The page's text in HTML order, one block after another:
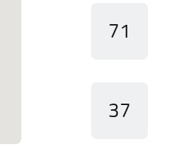
71
37